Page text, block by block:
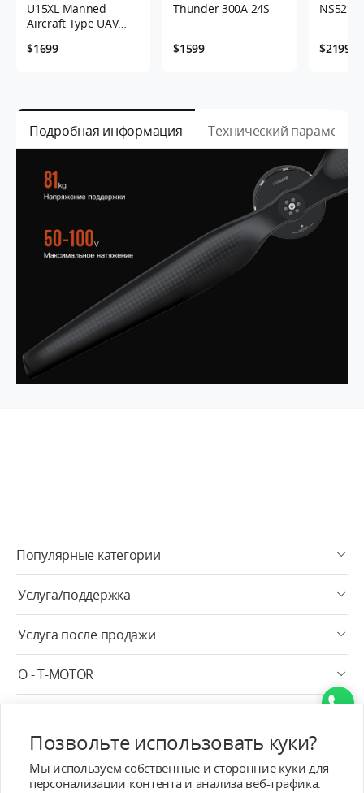
U15XL Manned
Aircraft Type UAV
$1699
Thunder 300A 24S
$1599 $2199
Подробная информация Технический параметр
Популярные категории
Услуга/поддержка
Услуга после продажи
О - T-MOTOR
Подписка
Позвольте использовать куки?
Мы используем собственные и сторонние куки для
персонализации контента и анализа веб-трафика.